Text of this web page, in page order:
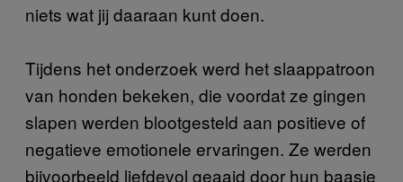
niets wat jij daaraan kunt doen.
Tijdens het onderzoek werd het slaappatroon
van honden bekeken, die voordat ze gingen
slapen werden blootgesteld aan positieve of
negatieve emotionele ervaringen. Ze werden
bijvoorbeeld liefdevol geaaid door hun baasje